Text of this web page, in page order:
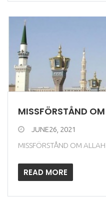
MISSFÖRSTÅND
JUNE26, 2021
MISSFÖRSTÅND OM
READ MORE